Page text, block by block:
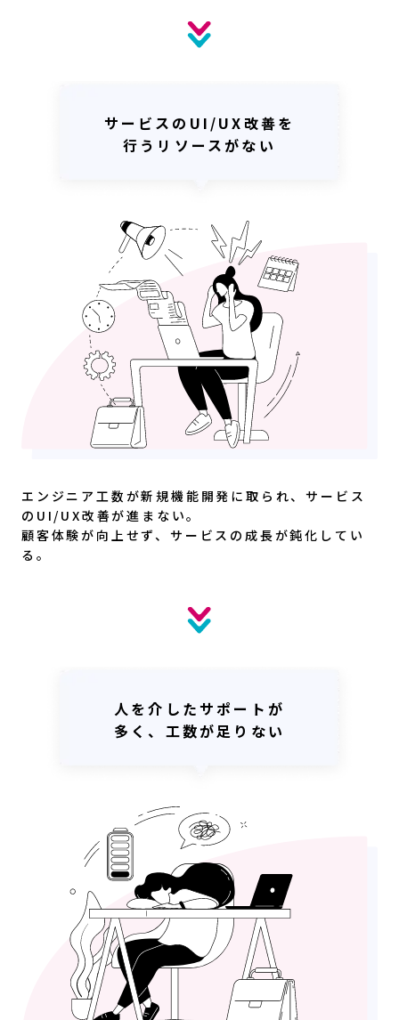
サービスのUI/UX改善を
行うリソースがない
エンジニア工数が新規機能開発に取られ、サービス
のUI/UX改善が進まない。
顧客体験が向上せず、サービスの成長が鈍化してい
る。
人を介したサポートが
多く、工数が足りない